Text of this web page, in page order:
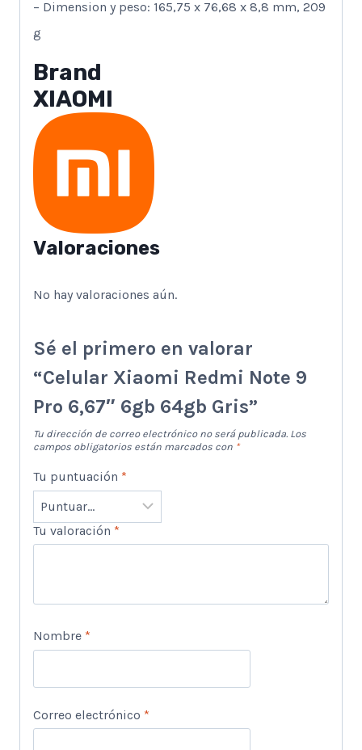
– Dimension y peso: 165,75 x 76,68 x 8,8 mm, 209
g
Brand
XIAOMI
Valoraciones
No hay valoraciones aún.
Sé el primero en valorar
“Celular Xiaomi Redmi Note 9
Pro 6,67″ 6gb 64gb Gris”
Tu dirección de correo electrónico no será publicada. Los
campos obligatorios están marcados con *
Tu puntuación *
Tu valoración *
Nombre *
Correo electrónico *